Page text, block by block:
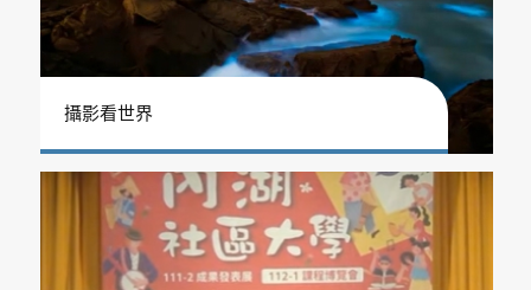
攝影看世界